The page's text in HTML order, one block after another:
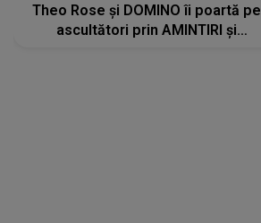
Theo Rose și DOMINO îi poartă pe
ascultători prin AMINTIRI și